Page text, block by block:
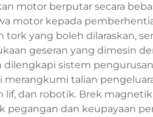
motor berputar secara
motor kepada
yang boleh dilaraskan,
geseran yang dimesin
sistem
merangkumi talian
dan robotik. Brek
dan keupayaan